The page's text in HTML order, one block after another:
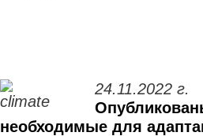
24.11.2022 г.
необходимые для